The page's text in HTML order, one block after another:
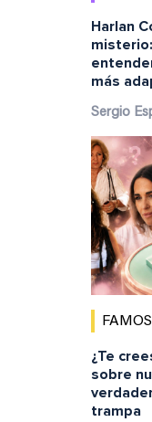
Harlan
más
Sergio
¿Te
sobre
trampa